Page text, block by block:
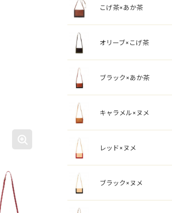
こげ茶×あか茶
オリーブ×こげ茶
ブラック×あか茶
キャラメル×ヌメ
レッド×ヌメ
ブラック×ヌメ